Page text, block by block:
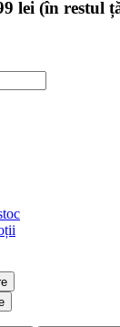
lei (în restul